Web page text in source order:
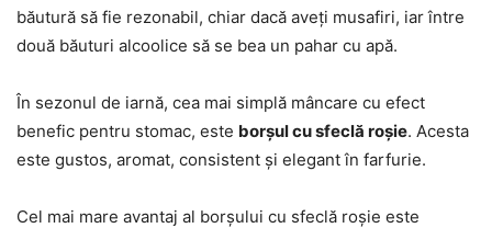
băutură să fie rezonabil, chiar dacă aveți musafiri, iar între
două băuturi alcoolice să se bea un pahar cu apă.
În sezonul de iarnă, cea mai simplă mâncare cu efect
benefic pentru stomac, este borșul cu sfeclă roșie. Acesta
este gustos, aromat, consistent și elegant în farfurie.
Cel mai mare avantaj al borșului cu sfeclă roșie este